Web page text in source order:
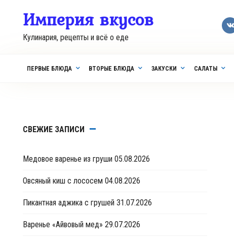
Империя вкусов
Кулинария, рецепты и всё о еде
ПЕРВЫЕ БЛЮДА ВТОРЫЕ БЛЮДА ЗАКУСКИ САЛАТЫ
СВЕЖИЕ ЗАПИСИ
Медовое варенье из груши 05.08.2026
Овсяный киш с лососем 04.08.2026
Пикантная аджика с грушей 31.07.2026
Варенье «Айвовый мед» 29.07.2026